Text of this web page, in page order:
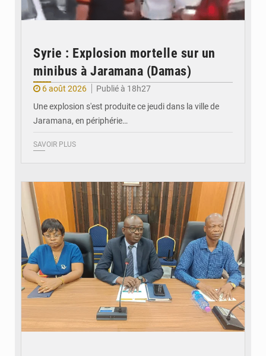
Syrie : Explosion mortelle sur un
minibus à Jaramana (Damas)
6 août 2026
Publié à 18h27
Une explosion s'est produite ce jeudi dans la ville de
Jaramana, en périphérie…
SAVOIR PLUS